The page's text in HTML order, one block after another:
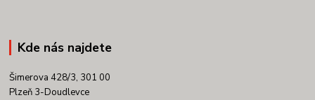
Kde nás najdete
Šimerova 428/3, 301 00
Plzeň 3-Doudlevce